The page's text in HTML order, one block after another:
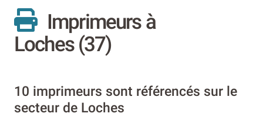
Imprimeurs à
Loches (37)
10 imprimeurs sont référencés sur le
secteur de Loches